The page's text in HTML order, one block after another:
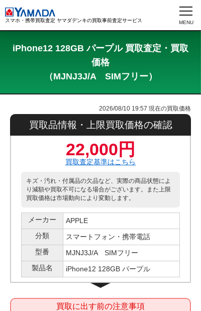
スマホ・携帯買取査定 ヤマダデンキの買取事前査定サービス
iPhone12 128GB パープル 買取査定・買取
価格
（MJNJ3J/A SIMフリー）
2026/08/10 19:57 現在の買取価格
買取品情報・上限買取価格の確認
22,000円
買取査定基準はこちら
キズ・汚れ・付属品の欠品など、実際の商品状態によ
り減額や買取不可になる場合がございます。また上限
買取価格は市場動向により変動します。
メーカー
APPLE
分類
スマートフォン・携帯電話
型番
MJNJ3J/A SIMフリー
製品名
iPhone12 128GB パープル
買取に出す前の注意事項